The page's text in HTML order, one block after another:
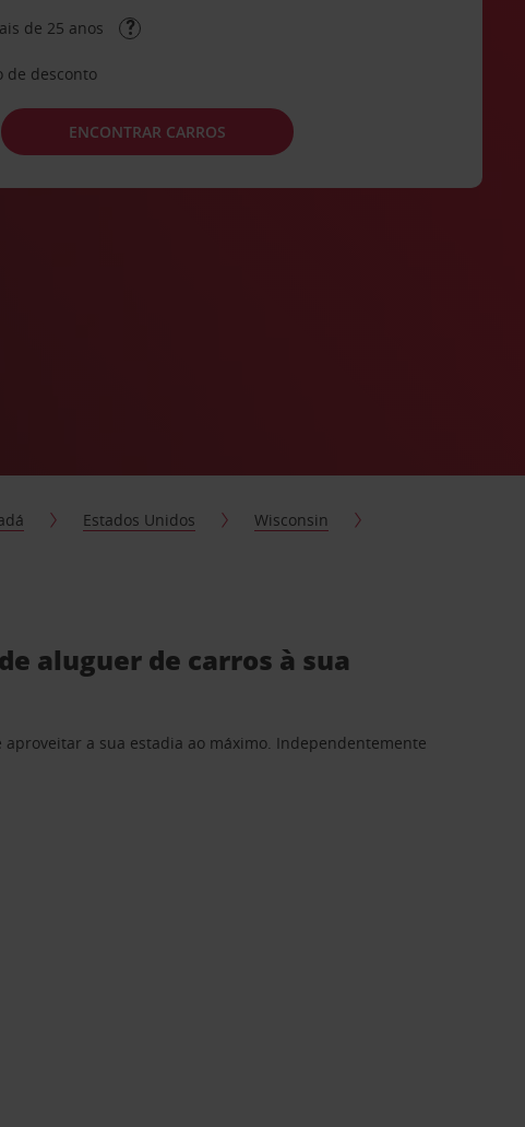
de 25 anos
de desconto
ENCONTRAR CARROS
Estados Unidos
Wisconsin
aluguer de carros à sua
a sua estadia ao máximo. Independentemente